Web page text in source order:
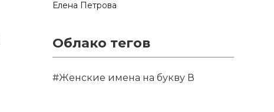
Елена Петрова
Облако тегов
#Женские имена на букву В